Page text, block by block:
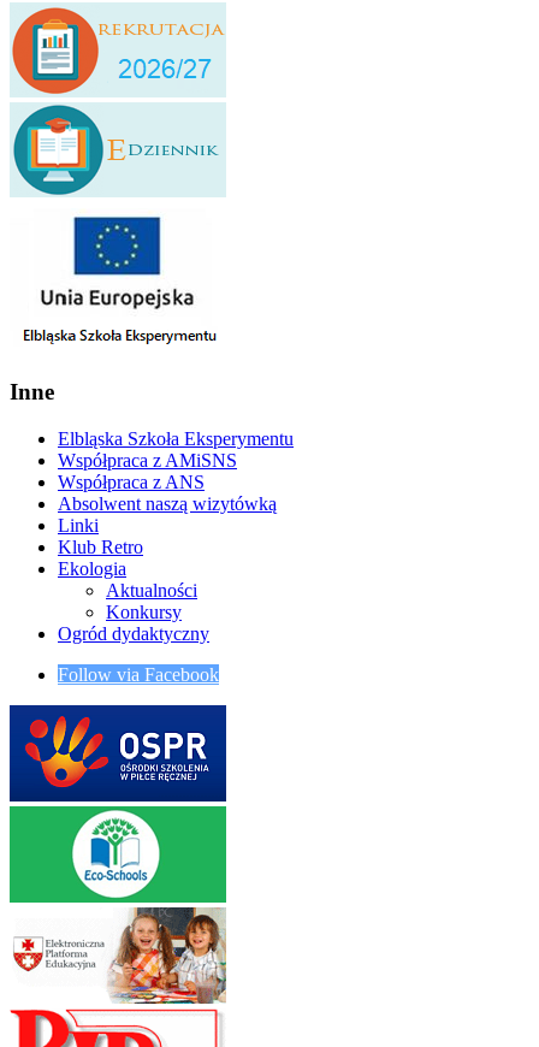
Inne
Elbląska Szkoła Eksperymentu
Współpraca z AMiSNS
Współpraca z ANS
Absolwent naszą wizytówką
Linki
Klub Retro
Ekologia
Aktualności
Konkursy
Ogród dydaktyczny
Follow via Facebook